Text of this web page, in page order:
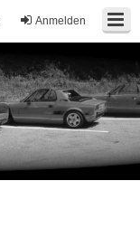
Anmelden